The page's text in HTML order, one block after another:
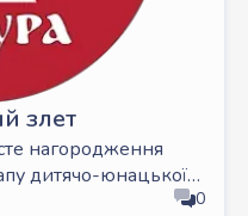
злет
нагородження
дитячо-юнацької
«Сокіл» («ДЖУРА»). 0